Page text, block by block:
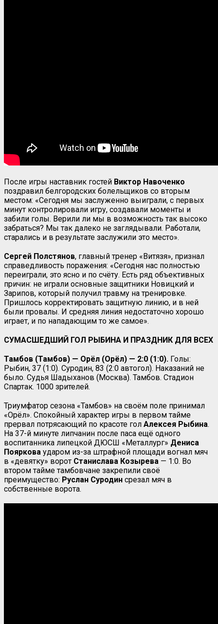
После игры наставник гостей Виктор Навоченко
поздравил белгородских болельщиков со вторым
местом: «Сегодня мы заслуженно выиграли, с первых
минут контролировали игру, создавали моменты и
забили голы. Верили ли мы в возможность так высоко
забраться? Мы так далеко не заглядывали. Работали,
старались и в результате заслужили это место».
Сергей Полстянов, главный тренер «Витязя», признал
справедливость поражения: «Сегодня нас полностью
переиграли, это ясно и по счёту. Есть ряд объективных
причин: не играли основные защитники Новицкий и
Зарипов, который получил травму на тренировке.
Пришлось корректировать защитную линию, и в ней
были провалы. И средняя линия недостаточно хорошо
играет, и по нападающим то же самое».
СУМАСШЕДШИЙ ГОЛ РЫБИНА И ПРАЗДНИК ДЛЯ ВСЕХ
Тамбов (Тамбов) — Орёл (Орёл) — 2:0 (1:0). Голы:
Рыбин, 37 (1:0). Суродин, 83 (2:0 автогол). Наказаний не
было. Судья Шадыханов (Москва). Тамбов. Стадион
Спартак. 1000 зрителей.
Триумфатор сезона «Тамбов» на своём поле принимал
«Орёл». Спокойный характер игры в первом тайме
прервал потрясающий по красоте гол Алексея Рыбина.
На 37-й минуте липчанин после паса ещё одного
воспитанника липецкой ДЮСШ «Металлург» Дениса
Пояркова ударом из-за штрафной площади вогнал мяч
в «девятку» ворот Станислава Козырева — 1:0. Во
втором тайме тамбовчане закрепили своё
преимущество: Руслан Суродин срезал мяч в
собственные ворота.